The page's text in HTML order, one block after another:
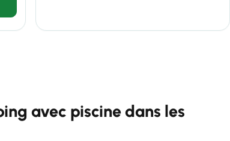
avec piscine dans les